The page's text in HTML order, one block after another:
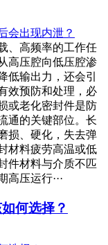
、高频率的工作任
高压腔向低压腔渗
低输出力，还会引
效预防和处理，必
或老化密封件是防
通的关键部位。长
损、硬化，失去弹
材料疲劳高温或低
件材料与介质不匹
压运行···
何选择？